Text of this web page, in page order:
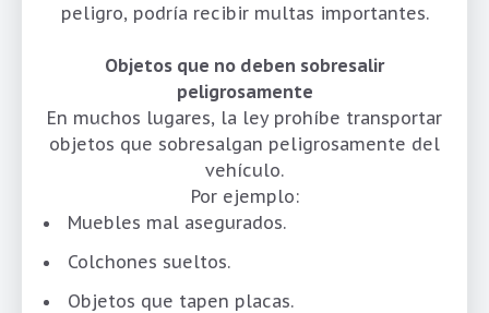
peligro, podría recibir multas importantes.
Objetos que no deben sobresalir
peligrosamente
En muchos lugares, la ley prohíbe transportar
objetos que sobresalgan peligrosamente del
vehículo.
Por ejemplo:
Muebles mal asegurados.
Colchones sueltos.
Objetos que tapen placas.